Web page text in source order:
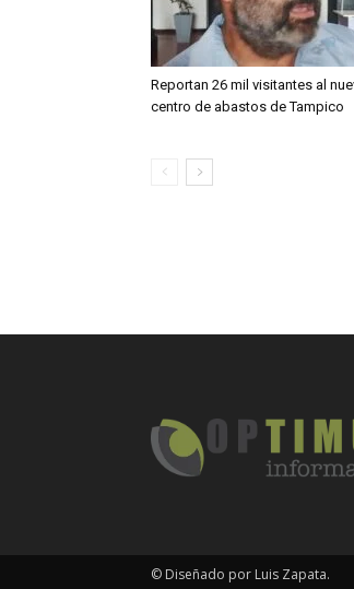
Reportan 26 mil visitantes al
centro de abastos de Tampico
© Diseñado por Luis Zapata.